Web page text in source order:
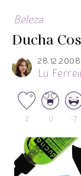
Beleza
Ducha
28.12.2008
Lu
2 0 -7